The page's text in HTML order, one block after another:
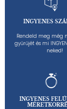
INGYENES
Rendeld meg még
gyűrűjét és mi
neked!
INGYENES